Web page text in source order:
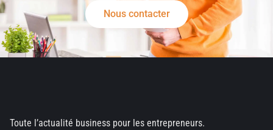
Nous contacter
Toute l’actualité business pour les entrepreneurs.